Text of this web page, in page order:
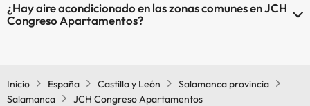
comunes.
¿Hay aire acondicionado en las zonas comunes en JCH
Congreso Apartamentos?
Inicio
España Castilla y León
Salamanca provincia
Salamanca
JCH Congreso Apartamentos